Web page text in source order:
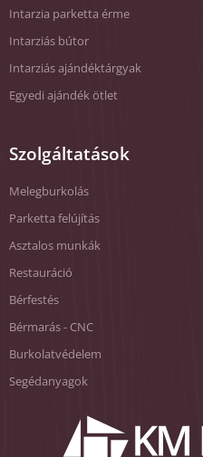
Intarzia parketta érme
Intarziás bútor
Intarziás ajándéktárgyak
Egyedi ajándék ötlet
Szolgáltatások
Melegburkolás
Parketta felújítás
Asztalos munkák
Restauráció
Bérfestés
Bérmarás - CNC
Burkolatvédelem
Segédanyagok